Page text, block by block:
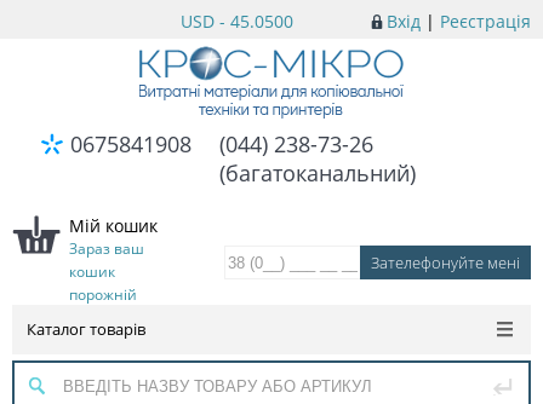
Вхід | Реєстрація
USD - 45.0500
0675841908
(044) 238-73-26
(багатоканальний)
Мій кошик
Зараз ваш
кошик
порожній
Каталог товарів